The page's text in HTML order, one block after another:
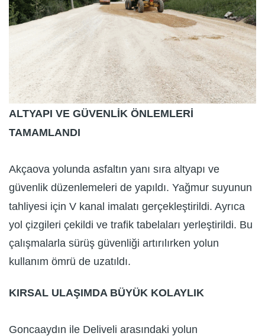
ALTYAPI VE GÜVENLİK ÖNLEMLERİ
TAMAMLANDI
Akçaova yolunda asfaltın yanı sıra altyapı ve
güvenlik düzenlemeleri de yapıldı. Yağmur suyunun
tahliyesi için V kanal imalatı gerçekleştirildi. Ayrıca
yol çizgileri çekildi ve trafik tabelaları yerleştirildi. Bu
çalışmalarla sürüş güvenliği artırılırken yolun
kullanım ömrü de uzatıldı.
KIRSAL ULAŞIMDA BÜYÜK KOLAYLIK
Goncaaydın ile Deliveli arasındaki yolun